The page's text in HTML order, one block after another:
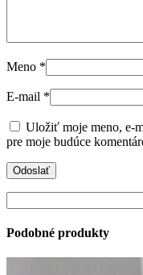
Meno *
E-mail *
Uložiť moje meno, e-
pre moje budúce
Podobné produkty